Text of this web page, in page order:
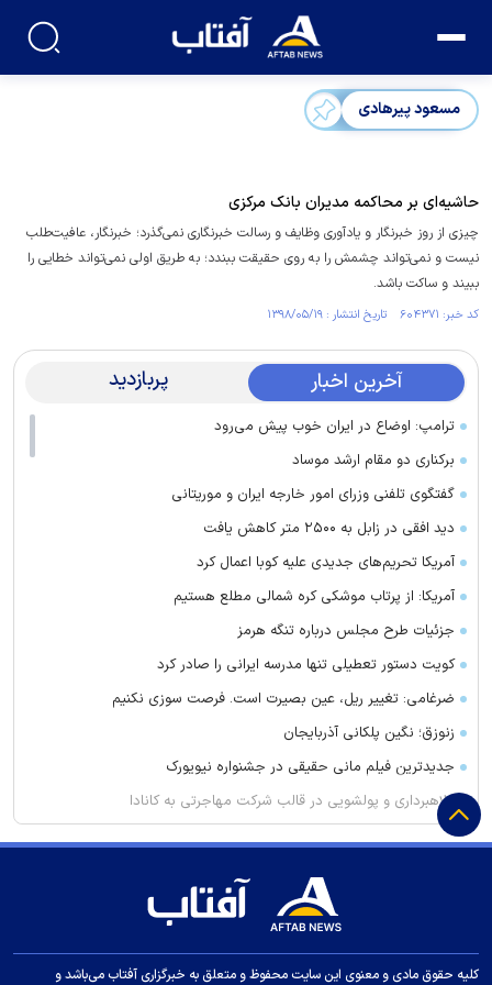
مسعود پیرهادی
حاشیه‌ای بر محاکمه مدیران بانک مرکزی
چیزی از روز خبرنگار و یادآوری وظایف و رسالت خبرنگاری نمی‌گذرد؛ خبرنگار، عافیت‌طلب
نیست و نمی‌تواند چشمش را به روی حقیقت ببندد؛ به طریق اولی نمی‌تواند خطایی را
ببیند و ساکت باشد.
کد خبر: ۶۰۴۳۷۱ تاریخ انتشار : ۱۳۹۸/۰۵/۱۹
آخرین اخبار پربازدید
ترامپ: اوضاع در ایران خوب پیش می‌رود
برکناری دو مقام ارشد موساد
گفتگوی تلفنی وزرای امور خارجه ایران و موریتانی
دید افقی در زابل به ۲۵۰۰ متر کاهش یافت
آمریکا تحریم‌های جدیدی علیه کوبا اعمال کرد
آمریکا: از پرتاب موشکی کره شمالی مطلع هستیم
جزئیات طرح مجلس درباره تنگه هرمز
کویت دستور تعطیلی تنها مدرسه ایرانی را صادر کرد
ضرغامی: تغییر ریل، عین بصیرت است. فرصت سوزی نکنیم
زنوزق؛ نگین پلکانی آذربایجان
جدیدترین فیلم مانی حقیقی در جشنواره نیویورک
کلاهبرداری و پولشویی در قالب شرکت مهاجرتی به کانادا
این درد‌ها را در سنین رشد کودکان جدی بگیرید
راز پخت کوفته تبریزی اصیل
گرانترین خرید کهکشانی‌ها؛ دیومانده به رئال پیوست
پرویز شاپور را می‌شناسید؟
کلیه حقوق مادی و معنوی این سایت محفوظ و متعلق به خبرگزاری آفتاب می‌باشد و